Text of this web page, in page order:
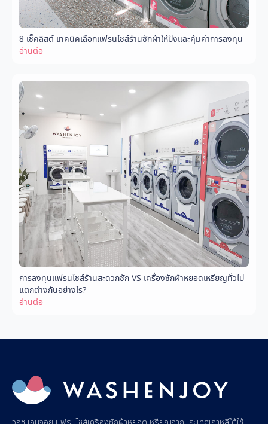
8 เช็คลิสต์ เทคนิคเลือกแฟรนไชส์ร้านซักผ้าให้ปังและคุ้มค่าการลงทุน
อ่านต่อ
การลงทุนแฟรนไชส์ร้านสะดวกซัก VS เครื่องซักผ้าหยอดเหรียญทั่วไป
แตกต่างกันอย่างไร?
อ่านต่อ